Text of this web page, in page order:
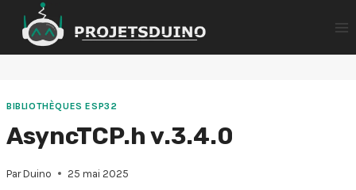
contenu
BIBLIOTHÈQUES ESP32
AsyncTCP.h v.3.4.0
Par Duino 25 mai 2025